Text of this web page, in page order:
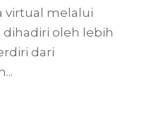
virtual melalui
oleh lebih
dari